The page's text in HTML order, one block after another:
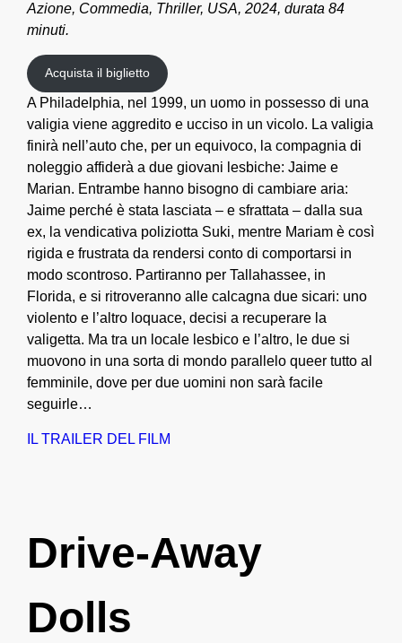
Azione, Commedia, Thriller, USA, 2024, durata 84
minuti.
Acquista il biglietto
A Philadelphia, nel 1999, un uomo in possesso di una
valigia viene aggredito e ucciso in un vicolo. La valigia
finirà nell’auto che, per un equivoco, la compagnia di
noleggio affiderà a due giovani lesbiche: Jaime e
Marian. Entrambe hanno bisogno di cambiare aria:
Jaime perché è stata lasciata – e sfrattata – dalla sua
ex, la vendicativa poliziotta Suki, mentre Mariam è così
rigida e frustrata da rendersi conto di comportarsi in
modo scontroso. Partiranno per Tallahassee, in
Florida, e si ritroveranno alle calcagna due sicari: uno
violento e l’altro loquace, decisi a recuperare la
valigetta. Ma tra un locale lesbico e l’altro, le due si
muovono in una sorta di mondo parallelo queer tutto al
femminile, dove per due uomini non sarà facile
seguirle…
IL TRAILER DEL FILM
Drive-Away
Dolls